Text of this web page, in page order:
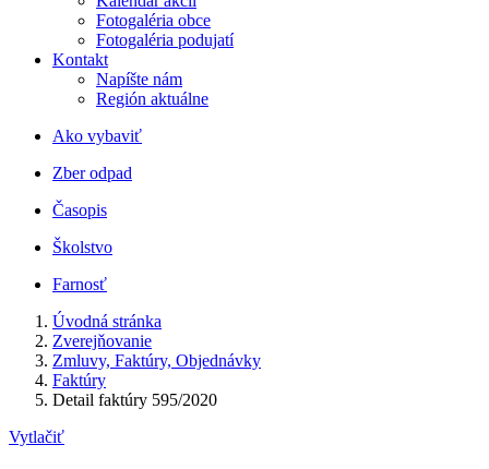
Fotogaléria obce
Fotogaléria podujatí
Kontakt
Napíšte nám
Región aktuálne
Ako vybaviť
Zber odpad
Časopis
Školstvo
Farnosť
Úvodná stránka
Zverejňovanie
Zmluvy, Faktúry, Objednávky
Faktúry
Detail faktúry 595/2020
Vytlačiť